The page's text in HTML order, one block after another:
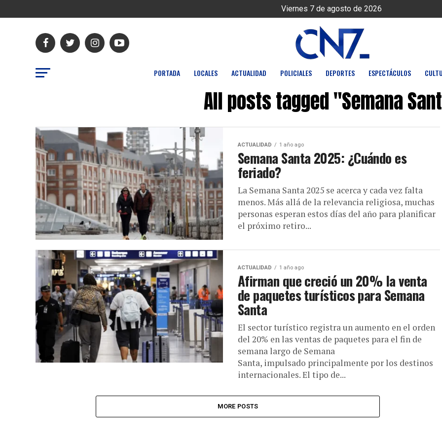
Viernes 7 de agosto de 2026
PORTADA LOCALES ACTUALIDAD POLICIALES DEPORTES ESPECTÁCULOS
All posts tagged "Semana
ACTUALIDAD 1 año ago
Semana Santa 2025: ¿Cuándo es
feriado?
La Semana Santa 2025 se acerca y cada vez falta
menos. Más allá de la relevancia religiosa, muchas
personas esperan estos días del año para planificar
el próximo retiro...
ACTUALIDAD 1 año ago
Afirman que creció un 20% la venta
de paquetes turísticos para Semana
Santa
El sector turístico registra un aumento en el orden
del 20% en las ventas de paquetes para el fin de
semana largo de Semana
Santa, impulsado principalmente por los destinos
internacionales. El tipo de...
MORE POSTS